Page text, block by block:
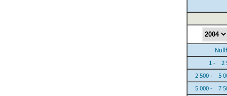
1 - 2
2 500 - 5
5 000 - 7